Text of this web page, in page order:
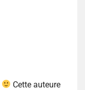
Cette auteure